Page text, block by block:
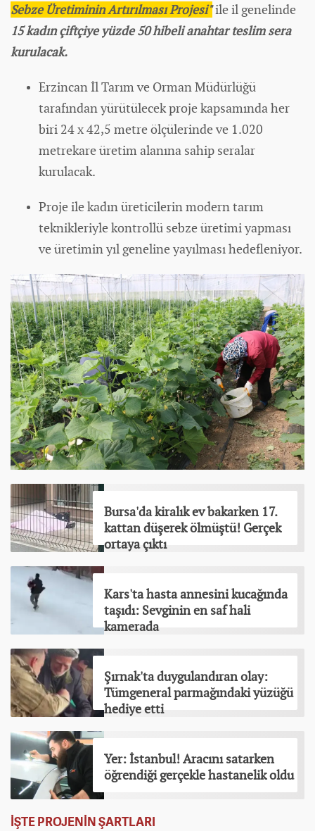
Sebze Üretiminin Artırılması Projesi"ile il genelinde
15 kadın çiftçiye yüzde 50 hibeli anahtar teslim sera
kurulacak.
Erzincan İl Tarım ve Orman Müdürlüğü
tarafından yürütülecek proje kapsamında her
biri 24 x 42,5 metre ölçülerinde ve 1.020
metrekare üretim alanına sahip seralar
kurulacak.
Proje ile kadın üreticilerin modern tarım
teknikleriyle kontrollü sebze üretimi yapması
ve üretimin yıl geneline yayılması hedefleniyor.
Bursa'da kiralık ev bakarken 17.
kattan düşerek ölmüştü! Gerçek
ortaya çıktı
Kars'ta hasta annesini kucağında
taşıdı: Sevginin en saf hali
kamerada
Şırnak'ta duygulandıran olay:
Tümgeneral parmağındaki yüzüğü
hediye etti
Yer: İstanbul! Aracını satarken
öğrendiği gerçekle hastanelik oldu
İŞTE PROJENİN ŞARTLARI